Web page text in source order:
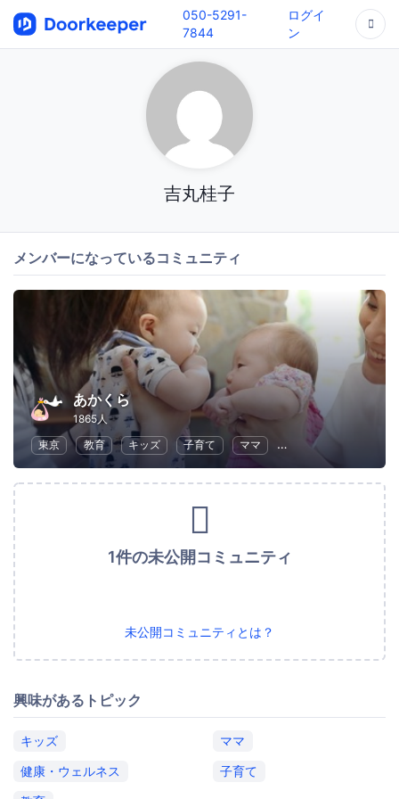
050-5291-
7844
ログイ
ン
吉丸桂子
メンバーになっているコミュニティ
あかくら
1865人
東京
教育 キッズ 子育て ママ 健康・ウェルネス
1件の未公開コミュニティ
未公開コミュニティとは？
興味があるトピック
キッズ
ママ
健康・ウェルネス
子育て